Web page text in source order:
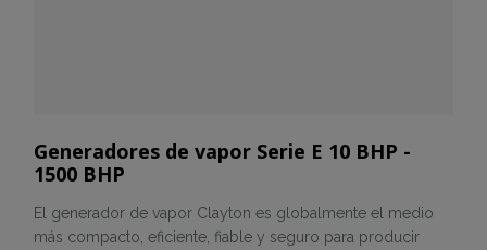
Generadores de vapor Serie E 10 BHP -
1500 BHP
El generador de vapor Clayton es globalmente el medio
más compacto, eficiente, fiable y seguro para producir